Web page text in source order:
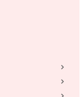
パウンドケーキ
今回は、ボール
ラチン …